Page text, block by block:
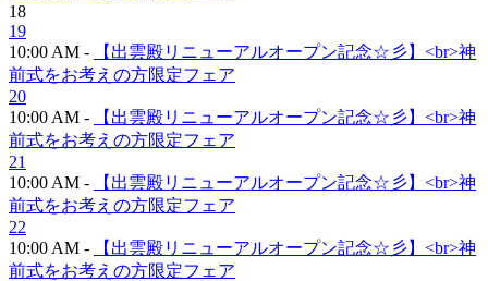
18
19
10:00 AM -
【出雲殿リニューアルオープン記念☆彡】<br>神
前式をお考えの方限定フェア
20
10:00 AM -
【出雲殿リニューアルオープン記念☆彡】<br>神
前式をお考えの方限定フェア
21
10:00 AM -
【出雲殿リニューアルオープン記念☆彡】<br>神
前式をお考えの方限定フェア
22
10:00 AM -
【出雲殿リニューアルオープン記念☆彡】<br>神
前式をお考えの方限定フェア